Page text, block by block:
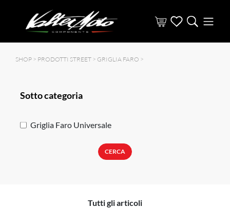
SHOP > PRODOTTI STREET > GRIGLIA FARO >
Sotto categoria
Griglia Faro Universale
CERCA
Tutti gli articoli